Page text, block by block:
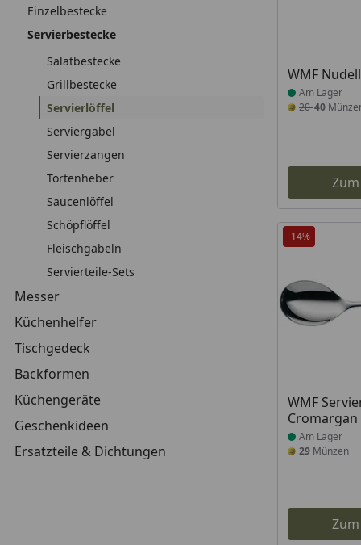
Einzelbestecke
Servierbestecke
Salatbestecke
Grillbestecke
Servierlöffel
Serviergabel
Servierzangen
Tortenheber
Saucenlöffel
Schöpflöffel
Fleischgabeln
Servierteile-Sets
Messer
Küchenhelfer
Tischgedeck
Backformen
Küchengeräte
Geschenkideen
Ersatzteile & Dichtungen
WMF
Produkt
Am Lager
2040
-14%
WMF
Produkt am
Am Lager
29 Münzen